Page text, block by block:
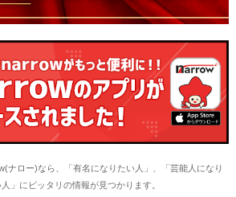
ナロー)なら、「有名になりたい人」、「芸能人になり
」にピッタリの情報が見つかります。